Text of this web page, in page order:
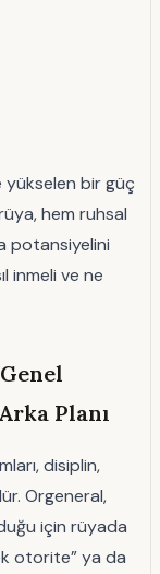
yükselen bir güç
hem ruhsal
potansiyelini
inmeli ve ne
Planı
disiplin,
Orgeneral,
için rüyada
otorite” ya da